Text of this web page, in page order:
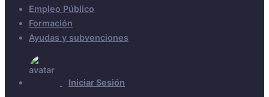
Empleo Público
Formación
Ayudas y subvenciones
Iniciar Sesión